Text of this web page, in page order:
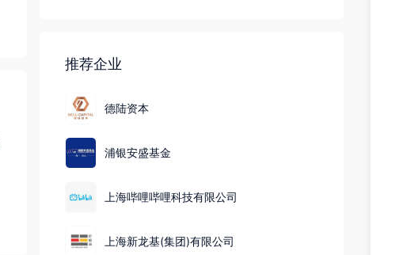
推荐企业
德陆资本
浦银安盛基金
上海哔哩哔哩科技有限公司
上海新龙基(集团)有限公司